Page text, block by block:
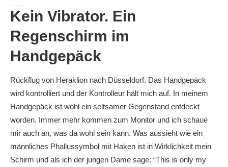
Kein Vibrator. Ein
Regenschirm im
Handgepäck
Rückflug von Heraklion nach Düsseldorf. Das Handgepäck
wird kontrolliert und der Kontrolleur hält mich auf. In meinem
Handgepäck ist wohl ein seltsamer Gegenstand entdeckt
worden. Immer mehr kommen zum Monitor und ich schaue
mir auch an, was da wohl sein kann. Was aussieht wie ein
männliches Phallussymbol mit Haken ist in Wirklichkeit mein
Schirm und als ich der jungen Dame sage: “This is only my